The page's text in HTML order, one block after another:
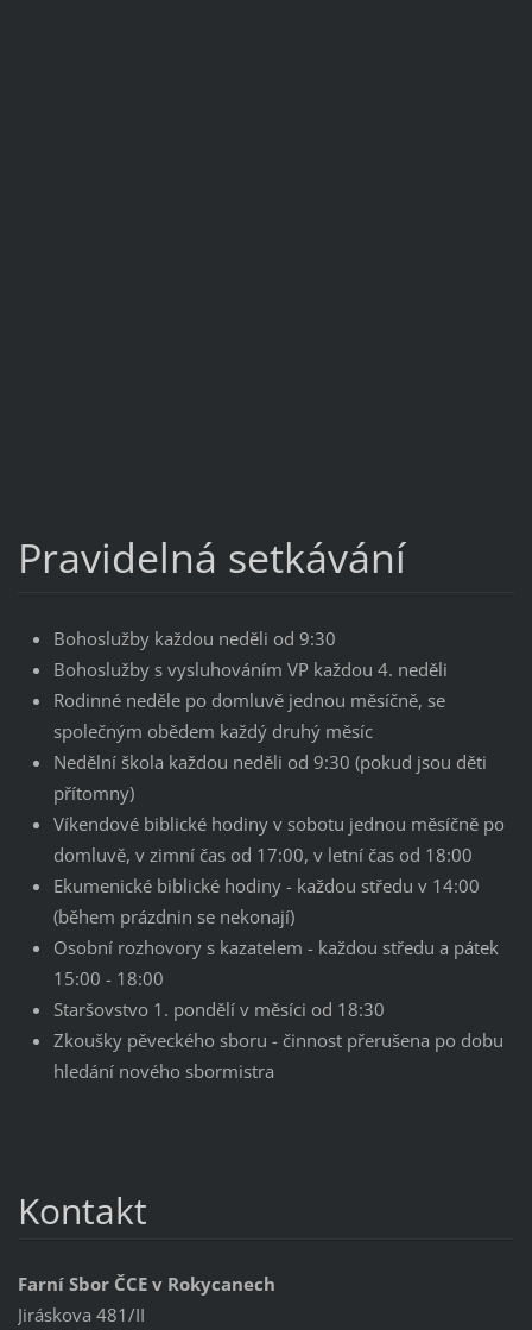
Pravidelná setkávání
Bohoslužby každou neděli od 9:30
Bohoslužby s vysluhováním VP každou 4. neděli
Rodinné neděle po domluvě jednou měsíčně, se
společným obědem každý druhý měsíc
Nedělní škola každou neděli od 9:30 (pokud jsou děti
přítomny)
Víkendové biblické hodiny v sobotu jednou měsíčně po
domluvě, v zimní čas od 17:00, v letní čas od 18:00
Ekumenické biblické hodiny - každou středu v 14:00
(během prázdnin se nekonají)
Osobní rozhovory s kazatelem - každou středu a pátek
15:00 - 18:00
Staršovstvo 1. pondělí v měsíci od 18:30
Zkoušky pěveckého sboru - činnost přerušena po dobu
hledání nového sbormistra
Kontakt
Farní Sbor ČCE v Rokycanech
Jiráskova 481/II